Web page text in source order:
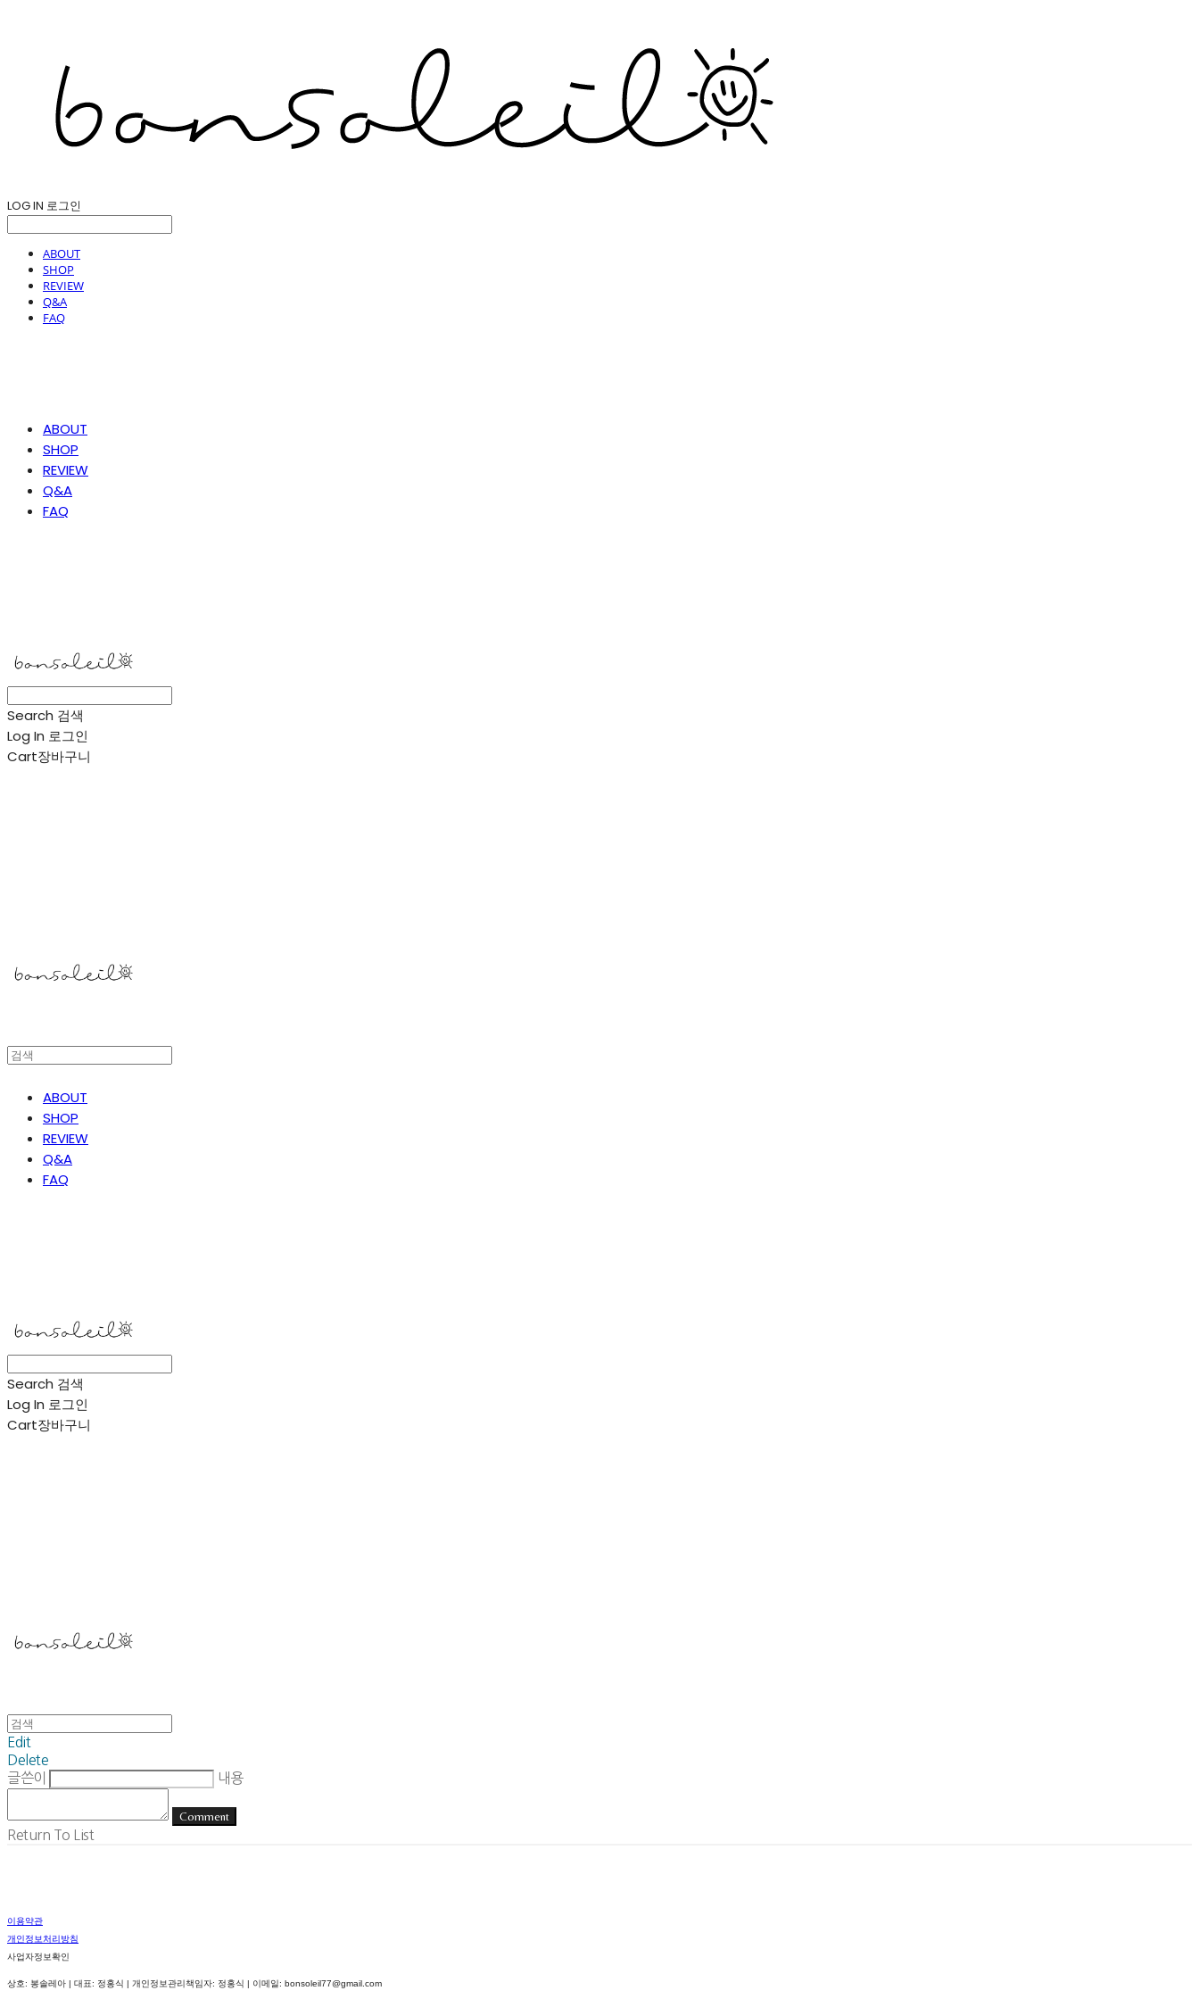
LOG IN 로그인
ABOUT
SHOP
REVIEW
Q&A
FAQ
ABOUT
SHOP
REVIEW
Q&A
FAQ
Search 검색
Log In 로그인
Cart장바구니
ABOUT
SHOP
REVIEW
Q&A
FAQ
Search 검색
Log In 로그인
Cart장바구니
Edit
Delete
글쓴이
내용
Comment
Return To List
이용약관
개인정보처리방침
사업자정보확인
상호: 봉솔레아 | 대표: 정홍식 | 개인정보관리책임자: 정홍식 | 이메일: bonsoleil77@gmail.com